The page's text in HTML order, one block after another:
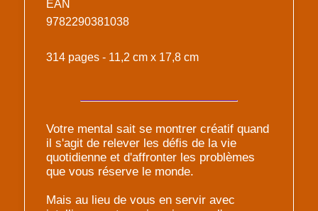
EAN
9782290381038
314 pages - 11,2 cm x 17,8 cm
Votre mental sait se montrer créatif quand
il s'agit de relever les défis de la vie
quotidienne et d'affronter les problèmes
que vous réserve le monde.
Mais au lieu de vous en servir avec